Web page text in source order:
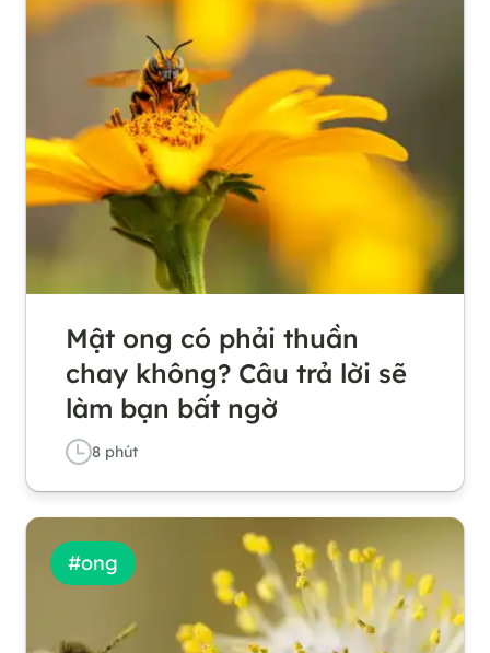
Mật ong có phải thuần
chay không? Câu trả lời sẽ
làm bạn bất ngờ
8 phút
#ong